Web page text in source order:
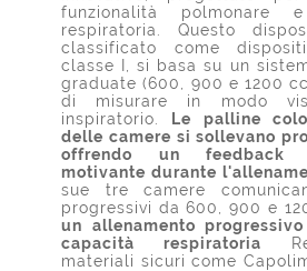
funzionalità polmonare
respiratoria. Questo
classificato come
classe I, si basa su un
graduate (600, 900 e 1200
di misurare in modo
inspiratorio.
Le palline
delle camere si sollevano
offrendo un feedback
motivante durante
sue tre camere
progressivi da 600, 900 e
un allenamento
capacità respiratoria
materiali sicuri come